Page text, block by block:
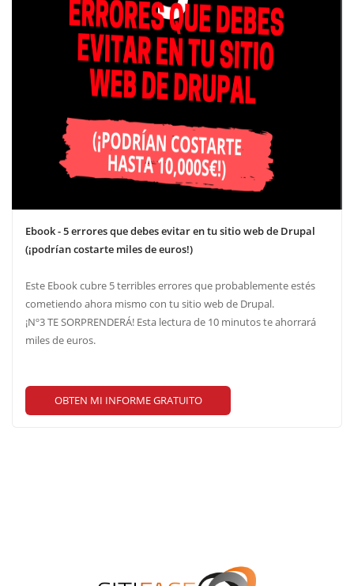
Ebook - 5 errores que debes evitar en tu sitio web de Drupal
(¡podrían costarte miles de euros!)
Este Ebook cubre 5 terribles errores que probablemente estés
cometiendo ahora mismo con tu sitio web de Drupal.
¡Nº3 TE SORPRENDERÁ! Esta lectura de 10 minutos te ahorrará
miles de euros.
OBTEN MI INFORME GRATUITO